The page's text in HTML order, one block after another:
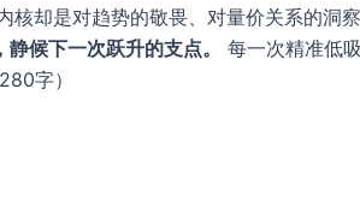
核却是对趋势的敬畏、对量价关系的洞
候下一次跃升的支点。
每一次精准低
字）